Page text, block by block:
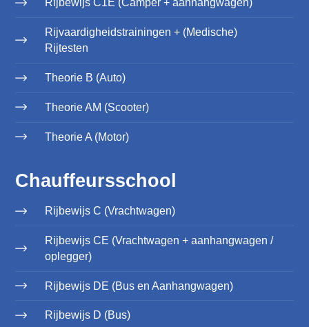
Rijvaardigheidstrainingen + (Medische)
Rijtesten
Theorie B (Auto)
Theorie AM (Scooter)
Theorie A (Motor)
Chauffeursschool
Rijbewijs C (Vrachtwagen)
Rijbewijs CE (Vrachtwagen + aanhangwagen /
oplegger)
Rijbewijs DE (Bus en Aanhangwagen)
Rijbewijs D (Bus)